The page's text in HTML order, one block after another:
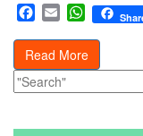
Facebook
Email
Read More